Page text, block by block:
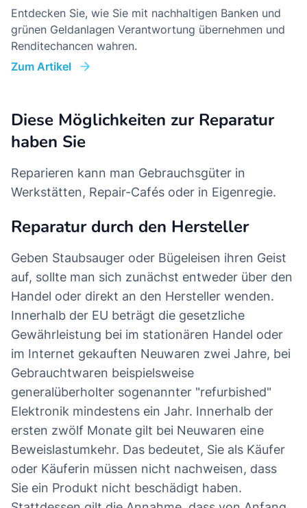
Entdecken Sie, wie Sie mit nachhaltigen Banken und
grünen Geldanlagen Verantwortung übernehmen und
Renditechancen wahren.
Zum Artikel
Diese Möglichkeiten zur Reparatur
haben Sie
Reparieren kann man Gebrauchsgüter in
Werkstätten, Repair-Cafés oder in Eigenregie.
Reparatur durch den Hersteller
Geben Staubsauger oder Bügeleisen ihren Geist
auf, sollte man sich zunächst entweder über den
Handel oder direkt an den Hersteller wenden.
Innerhalb der EU beträgt die gesetzliche
Gewährleistung bei im stationären Handel oder
im Internet gekauften Neuwaren zwei Jahre, bei
Gebrauchtwaren beispielsweise
generalüberholter sogenannter "refurbished"
Elektronik mindestens ein Jahr. Innerhalb der
ersten zwölf Monate gilt bei Neuwaren eine
Beweislastumkehr. Das bedeutet, Sie als Käufer
oder Käuferin müssen nicht nachweisen, dass
Sie ein Produkt nicht beschädigt haben.